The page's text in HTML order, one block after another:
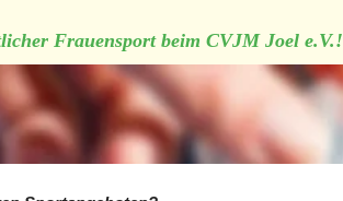
Frauensport beim CVJM Joel e.V.!